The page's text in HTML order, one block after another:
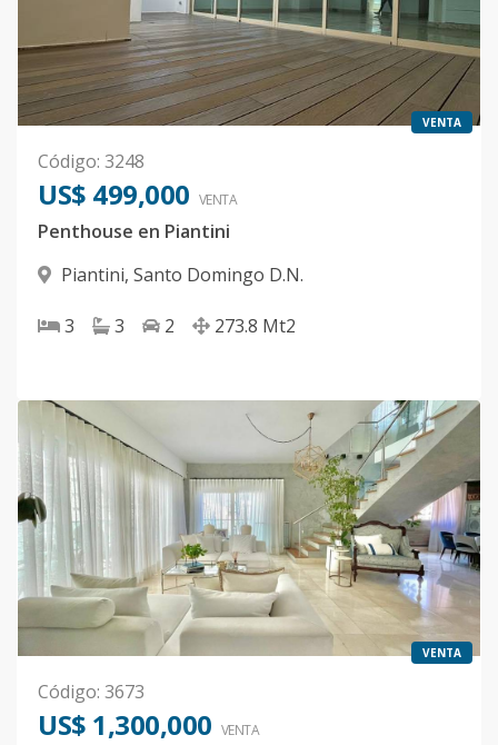
VENTA
Código: 3248
US$ 499,000 VENTA
Penthouse en Piantini
Piantini, Santo Domingo D.N.
3 3 2 273.8 Mt2
VENTA
Código: 3673
US$ 1,300,000 VENTA